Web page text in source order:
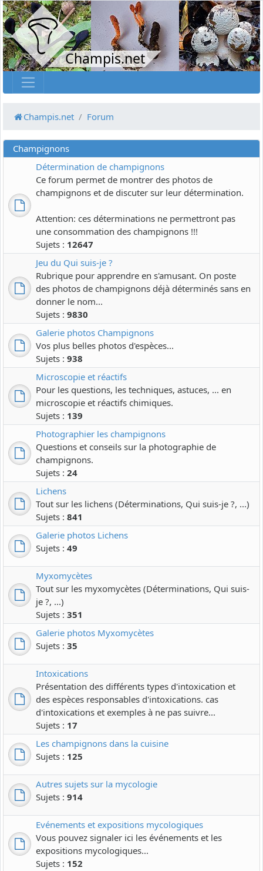
Champis.net
Champis.net Forum
Champignons
Détermination de champignons
Ce forum permet de montrer des photos de
champignons et de discuter sur leur détermination.
Attention: ces déterminations ne permettront pas
une consommation des champignons !!!
Sujets : 12647
Jeu du Qui suis-je ?
Rubrique pour apprendre en s'amusant. On poste
des photos de champignons déjà déterminés sans en
donner le nom...
Sujets : 9830
Galerie photos Champignons
Vos plus belles photos d'espèces...
Sujets : 938
Microscopie et réactifs
Pour les questions, les techniques, astuces, ... en
microscopie et réactifs chimiques.
Sujets : 139
Photographier les champignons
Questions et conseils sur la photographie de
champignons.
Sujets : 24
Lichens
Tout sur les lichens (Déterminations, Qui suis-je ?, ...)
Sujets : 841
Galerie photos Lichens
Sujets : 49
Myxomycètes
Tout sur les myxomycètes (Déterminations, Qui suis-
je ?, ...)
Sujets : 351
Galerie photos Myxomycètes
Sujets : 35
Intoxications
Présentation des différents types d'intoxication et
des espèces responsables d'intoxications. cas
d'intoxications et exemples à ne pas suivre...
Sujets : 17
Les champignons dans la cuisine
Sujets : 125
Autres sujets sur la mycologie
Sujets : 914
Evénements et expositions mycologiques
Vous pouvez signaler ici les événements et les
expositions mycologiques...
Sujets : 152